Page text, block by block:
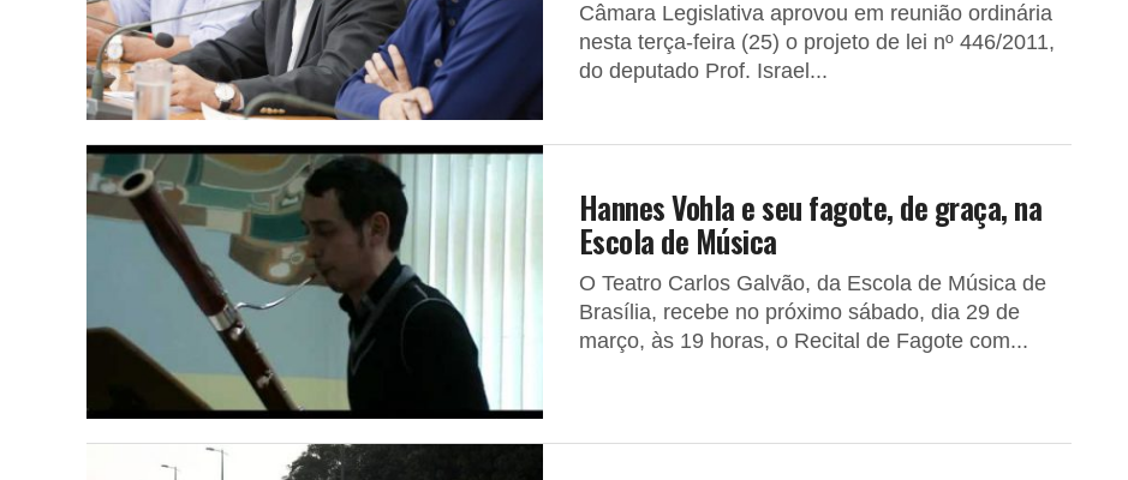
Câmara Legislativa aprovou em reunião ordinária
nesta terça-feira (25) o projeto de lei nº 446/2011,
do deputado Prof. Israel...
Hannes Vohla e seu fagote, de graça, na
Escola de Música
O Teatro Carlos Galvão, da Escola de Música de
Brasília, recebe no próximo sábado, dia 29 de
março, às 19 horas, o Recital de Fagote com...